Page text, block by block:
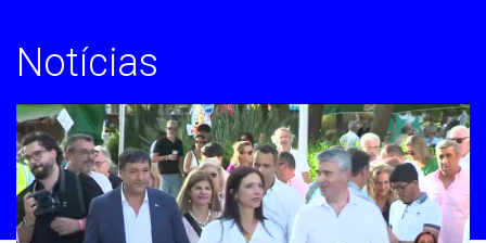
Notícias